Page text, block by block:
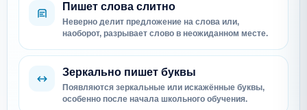
Пишет слова слитно
Неверно делит предложение на слова или,
наоборот, разрывает слово в неожиданном месте.
Зеркально пишет буквы
Появляются зеркальные или искажённые буквы,
особенно после начала школьного обучения.